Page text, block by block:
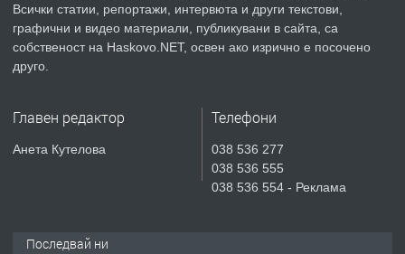
преди 4 дни
ПРЕДЛАГА
Продавам парцел в гр. Хасково кв.
СГЛОБЯВАНЕ НА МЕБЕЛИ.
Всички статии, репортажи, интервюта и други текстови,
графични и видео материали, публикувани в сайта, са
собственост на Haskovo.NET, освен ако изрично е посочено
друго.
Главен редактор
Анета Кутелова
Телефони
038 536 277
038 536 555
038 536 554 - Реклама
Последвай ни